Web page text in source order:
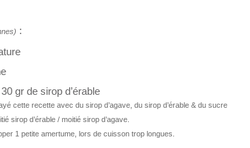
:
gr de sirop d’érable
cette recette avec du sirop d’agave, du sirop d’érable & du sucre
sirop d’érable / moitié sirop d’agave.
1 petite amertume, lors de cuisson trop longues.